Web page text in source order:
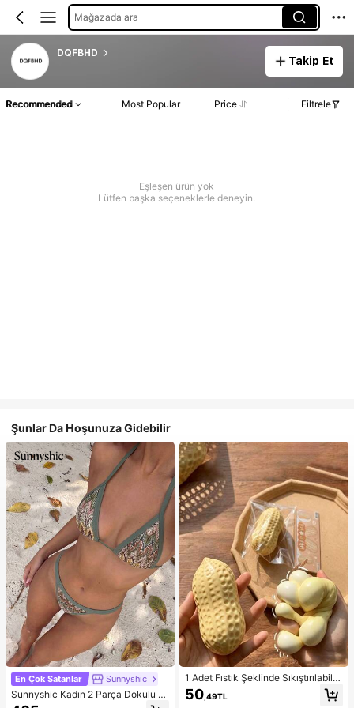
Mağazada ara
DQFBHD
Takip Et
Recommended Most Popular Price Filtrele
Eşleşen ürün yok
Lütfen başka seçeneklerle deneyin.
Şunlar Da Hoşunuza Gidebilir
En Çok Satanlar Sunnyshic
Sunnyshic Kadın 2 Parça Dokulu Ör
gü Bikini Seti, Çok Renkli Dekolteli
1 Adet Fıstık Şeklinde Sıkıştırılabilir
Stres Oyuncağı, Ofis Rahatlaması v
e Parti Etkileşimi İçin Uygun, Doğu
50 ,49TL